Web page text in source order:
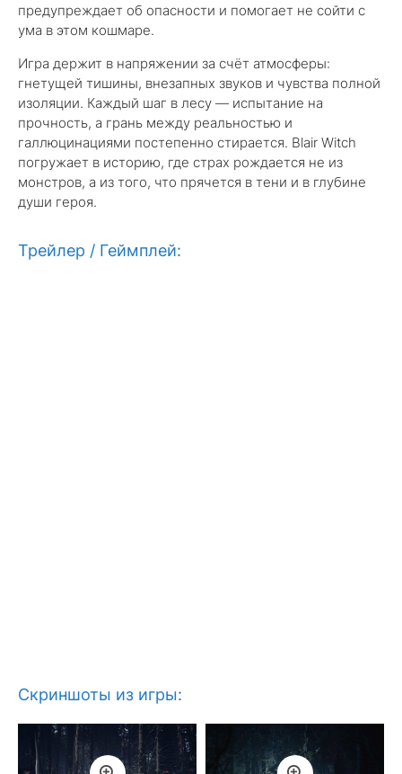
предупреждает об опасности и помогает не сойти с
ума в этом кошмаре.
Игра держит в напряжении за счёт атмосферы:
гнетущей тишины, внезапных звуков и чувства полной
изоляции. Каждый шаг в лесу — испытание на
прочность, а грань между реальностью и
галлюцинациями постепенно стирается. Blair Witch
погружает в историю, где страх рождается не из
монстров, а из того, что прячется в тени и в глубине
души героя.
Трейлер / Геймплей:
Скриншоты из игры: